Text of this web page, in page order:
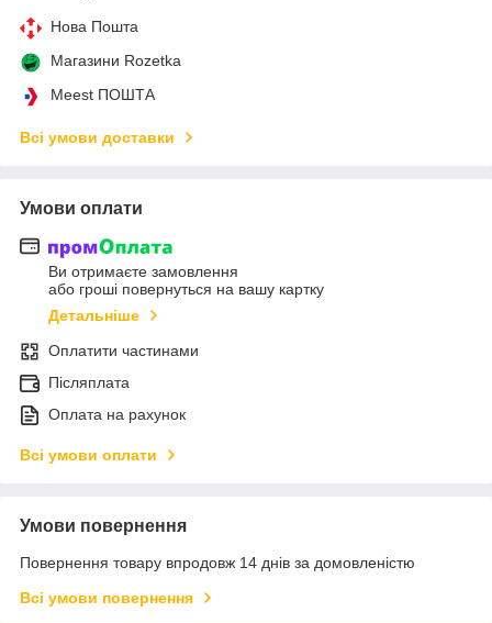
Нова Пошта
Магазини Rozetka
Meest ПОШТА
Всі умови доставки
Умови оплати
Ви отримаєте замовлення
або гроші повернуться на вашу картку
Детальніше
Оплатити частинами
Післяплата
Оплата на рахунок
Всі умови оплати
Умови повернення
Повернення товару впродовж 14 днів за домовленістю
Всі умови повернення